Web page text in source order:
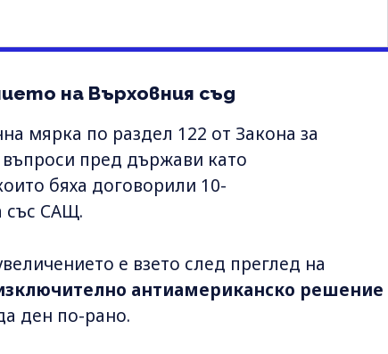
на Върховния съд
мярка по раздел 122 от Закона за
въпроси пред държави като
бяха договорили 10-
със САЩ.
е взето след преглед на
антиамериканско решение
ден по-рано.